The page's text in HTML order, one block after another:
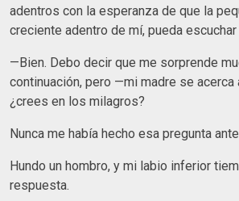
adentros con la esperanza de que la
creciente adentro de mí, pueda
—Bien. Debo decir que me sorprende
continuación, pero —mi madre se acerca
¿crees en los milagros?
Nunca me había hecho esa pregunta
Hundo un hombro, y mi labio inferior
respuesta.